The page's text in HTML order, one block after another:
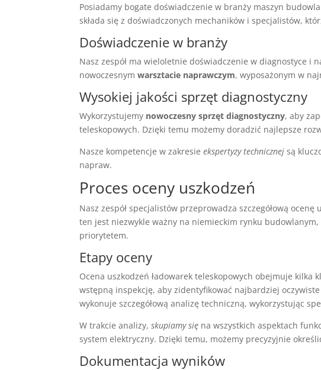
Posiadamy bogate doświadczenie w branży maszyn
składa się z doświadczonych mechaników i specjalistów,
Doświadczenie w branży
Nasz zespół ma wieloletnie doświadczenie w diagnostyce i
nowoczesnymwarsztacie naprawczym, wyposażonym w
Wysokiej jakości sprzęt diagnostyczny
Wykorzystujemy nowoczesny sprzęt diagnostyczny, aby
teleskopowych. Dzięki temu możemy doradzić najlepsze
Nasze kompetencje w zakresieekspertyzy technicznej są
napraw.
Proces oceny uszkodzeń
Nasz zespół specjalistów przeprowadza szczegółową
ten jest niezwykle ważny na niemieckim rynku
priorytetem.
Etapy oceny
Ocena uszkodzeń ładowarek teleskopowych obejmuje kilka
wstępną inspekcję, aby zidentyfikować najbardziej
wykonuje szczegółową analizę techniczną, wykorzystując
W trakcie analizy,skupiamy się na wszystkich aspektach
system elektryczny. Dzięki temu, możemy precyzyjnie
Dokumentacja wyników